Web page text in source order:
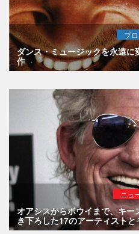
ブ
ダンス・ミュージックを永遠
作
ニュ
オアシスからボウイまで、キー
き下ろした17のアーティストと